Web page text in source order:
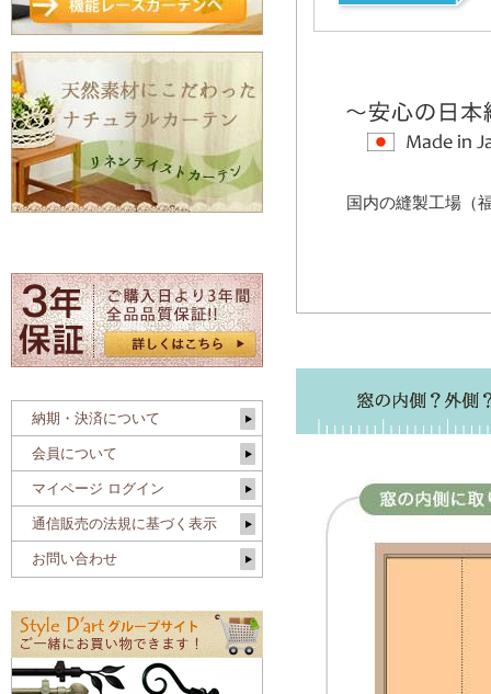
国内の縫製工場（
納期・決済について
会員について
マイページ ログイン
通信販売の法規に基づく表示
お問い合わせ